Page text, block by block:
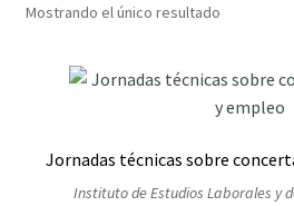
Mostrando el único resultado
Jornadas técnicas sobre
Instituto de Estudios Laborales y